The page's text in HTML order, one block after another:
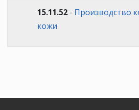
15.11.52 - Производство
кожи